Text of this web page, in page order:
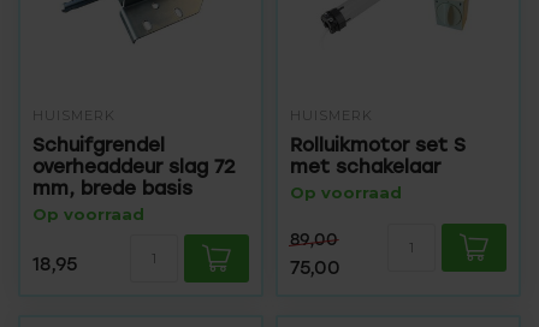
HUISMERK
Schuifgrendel
overheaddeur slag 72
mm, brede basis
Op voorraad
18,95
HUISMERK
Rolluikmotor set S
met schakelaar
Op voorraad
89,00
75,00